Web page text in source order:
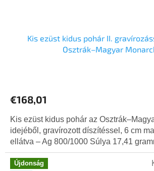
Kis ezüst kidus pohár II.
Osztrák–Magyar
€168,01
Kis ezüst kidus pohár az
idejéből, gravírozott díszítéssel, 6 cm
ellátva – Ag 800/1000 Súlya 17,41
Újdonság